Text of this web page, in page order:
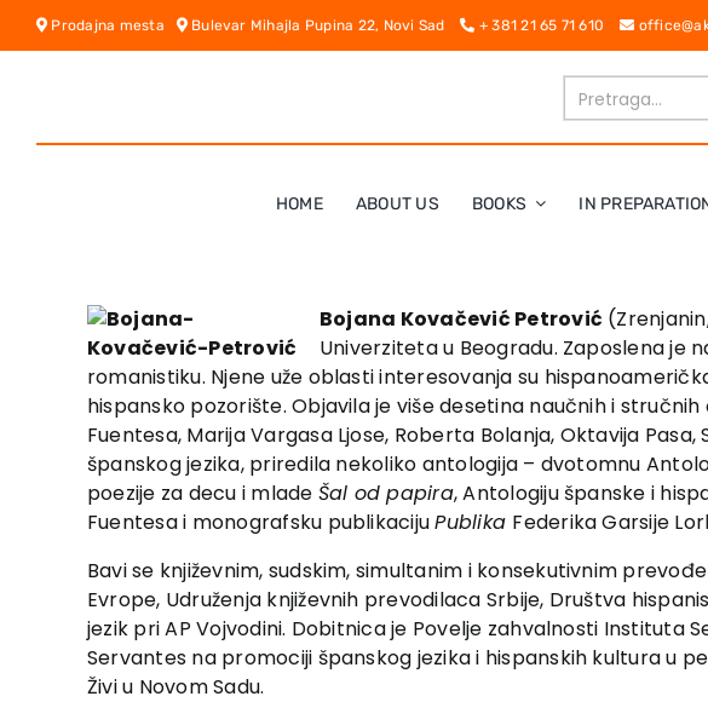
Skip
Prodajna mesta Bulevar Mihajla Pupina 22, Novi Sad + 381 21 65 71 610
HOME ABOUT US BOOKS IN
Bojana Kovačević Petrović
Univerziteta u Beogradu. Zaposlena je
romanistiku. Njene uže oblasti interesovanja su
hispansko pozorište. Objavila je više desetina naučnih i
Fuentesa, Marija Vargasa Ljose, Roberta Bolanja, Oktavija
španskog jezika, priredila nekoliko antologija – dvotomnu
poezi­je­ za decu i mla­de Šal od papira­, Antologiju španske i
Fuentesa i monografsku publikacijuPublika Federika Garsije
Bavi se književnim, sudskim, simultanim i konsekutiv­nim
Evrope, Udruženja književ­nih prevodilaca Srbije, Društva
jezik pri AP Vojvodini. Dobitnica je Povelje zahvalnosti Instituta
Servantes na promociji španskog jezika i hispanskih kultura u
Živi u Novom Sadu.